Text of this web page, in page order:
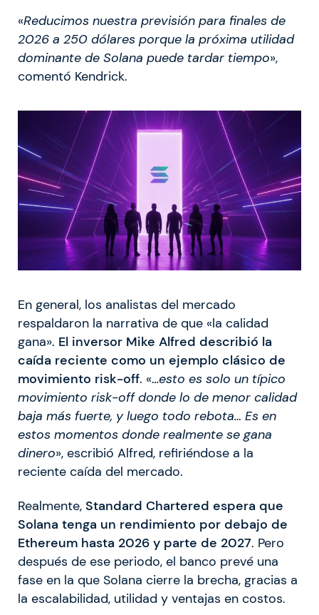
«Reducimos nuestra previsión para finales de
2026 a 250 dólares porque la próxima utilidad
dominante de Solana puede tardar tiempo»,
comentó Kendrick.
En general, los analistas del mercado
respaldaron la narrativa de que «la calidad
gana». El inversor Mike Alfred describió la
caída reciente como un ejemplo clásico de
movimiento risk-off. «…esto es solo un típico
movimiento risk-off donde lo de menor calidad
baja más fuerte, y luego todo rebota… Es en
estos momentos donde realmente se gana
dinero», escribió Alfred, refiriéndose a la
reciente caída del mercado.
Realmente, Standard Chartered espera que
Solana tenga un rendimiento por debajo de
Ethereum hasta 2026 y parte de 2027. Pero
después de ese periodo, el banco prevé una
fase en la que Solana cierre la brecha, gracias a
la escalabilidad, utilidad y ventajas en costos.